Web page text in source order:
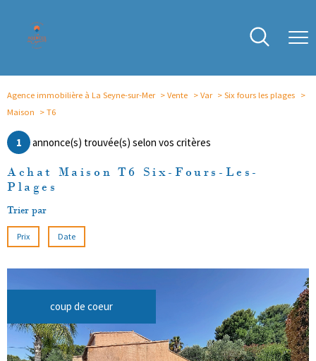
Agence immobilière à La Seyne-sur-Mer Vente Var
Six fours les plages
Maison
T6
1 annonce(s) trouvée(s) selon vos critères
Achat Maison T6 Six-Fours-Les-
Plages
Trier par
Prix Date
coup de coeur